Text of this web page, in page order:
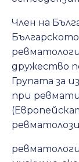
Член на
дружество
Групата за
при